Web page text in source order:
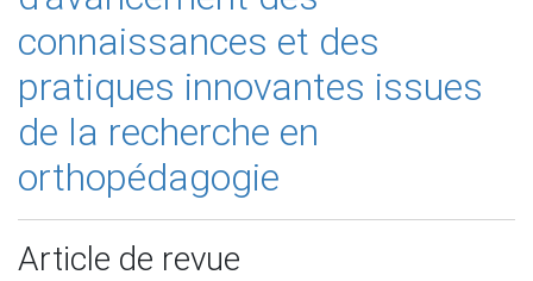
connaissances et des
pratiques innovantes issues
de la recherche en
orthopédagogie
Article de revue